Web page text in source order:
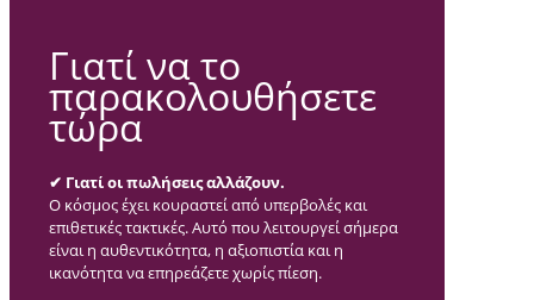
Γιατί να το
παρακολουθήσετε
τώρα
✔ Γιατί οι πωλήσεις αλλάζουν.
Ο κόσμος έχει κουραστεί από υπερβολές και
επιθετικές τακτικές. Αυτό που λειτουργεί σήμερα
είναι η αυθεντικότητα, η αξιοπιστία και η
ικανότητα να επηρεάζετε χωρίς πίεση.